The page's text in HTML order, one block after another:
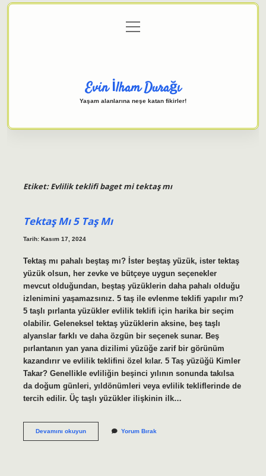
Gizlilik Politikası
menüyü
aç
Evin İlham Durağı
Yaşam alanlarına neşe katan fikirler!
Etiket:Evlilik teklifi baget mi tektaş mı
Tektaş Mı 5 Taş Mı
Tarih: Kasım 17, 2024
Tektaş mı pahalı beştaş mı? İster beştaş yüzük, ister tektaş
yüzük olsun, her zevke ve bütçeye uygun seçenekler
mevcut olduğundan, beştaş yüzüklerin daha pahalı olduğu
izlenimini yaşamazsınız. 5 taş ile evlenme teklifi yapılır mı?
5 taşlı pırlanta yüzükler evlilik teklifi için harika bir seçim
olabilir. Geleneksel tektaş yüzüklerin aksine, beş taşlı
alyanslar farklı ve daha özgün bir seçenek sunar. Beş
pırlantanın yan yana dizilimi yüzüğe zarif bir görünüm
kazandırır ve evlilik teklifini özel kılar. 5 Taş yüzüğü Kimler
Takar? Genellikle evliliğin beşinci yılının sonunda takılsa
da doğum günleri, yıldönümleri veya evlilik tekliflerinde de
tercih edilir. Üç taşlı yüzükler ilişkinin ilk…
Devamını okuyunTektaş
Yorum Bırak